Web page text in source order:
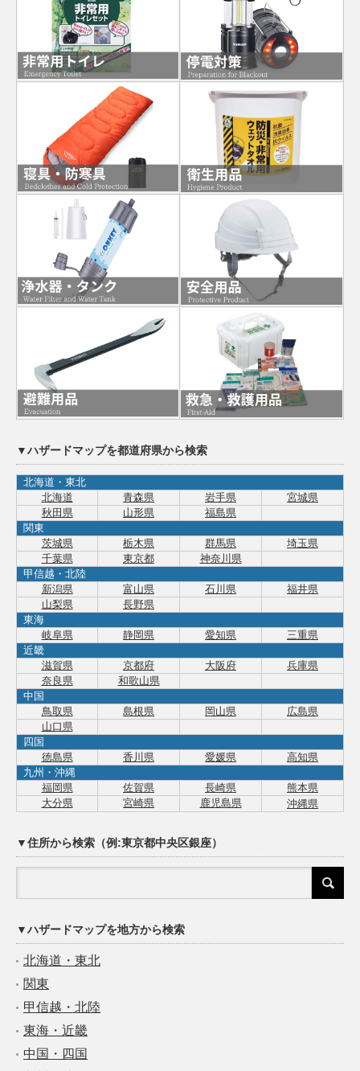
▼ハザードマップを都道府県から検索
北海道・東北
北海道
青森県 岩手県
宮城県
秋田県
山形県
福島県
関東
茨城県
栃木県 群馬県
埼玉県
千葉県
東京都
神奈川県
甲信越・北陸
新潟県
富山県 石川県
福井県
山梨県
長野県
東海
岐阜県
静岡県 愛知県
三重県
近畿
滋賀県
京都府 大阪府
兵庫県
奈良県
和歌山県
中国
鳥取県
島根県 岡山県
広島県
山口県
四国
徳島県
香川県 愛媛県
高知県
九州・沖縄
福岡県
佐賀県 長崎県
熊本県
大分県
宮崎県 鹿児島県 沖縄県
▼住所から検索（例:東京都中央区銀座）
▼ハザードマップを地方から検索
北海道・東北
関東
甲信越・北陸
東海・近畿
中国・四国